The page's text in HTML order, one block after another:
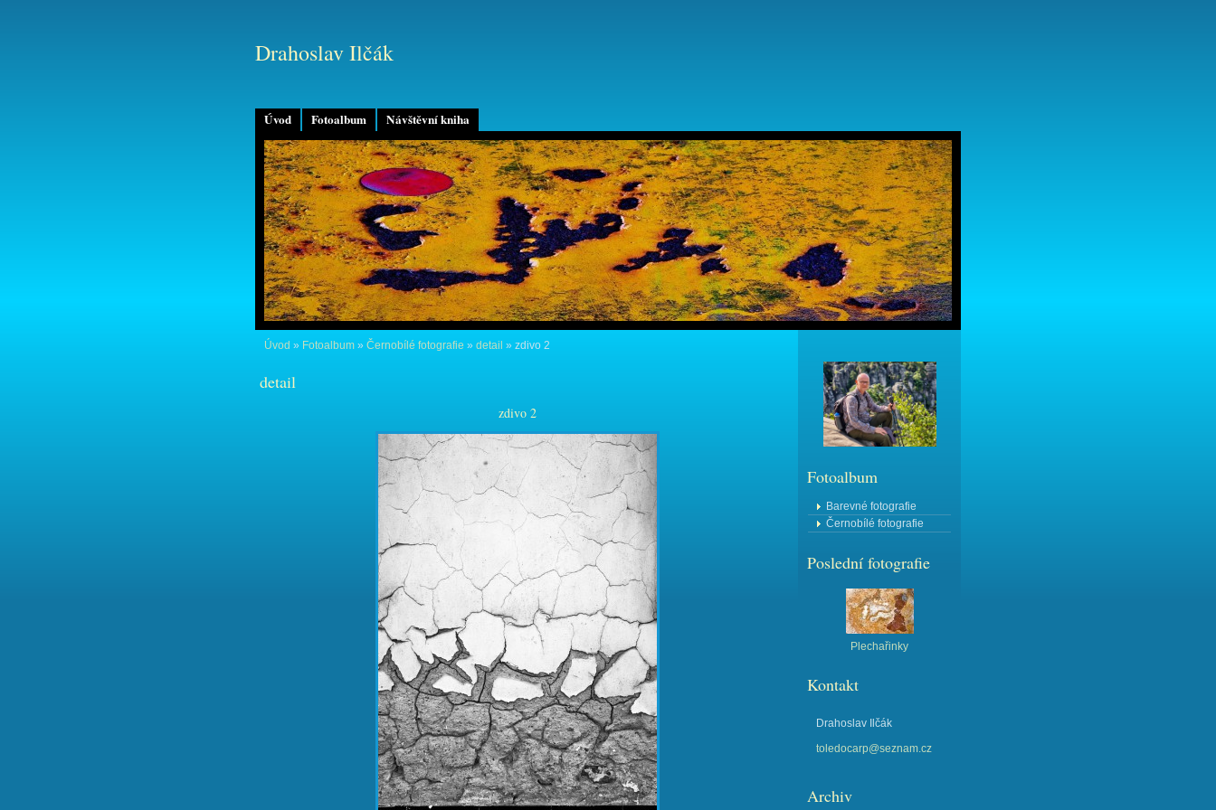
Úvod Fotoalbum Návštěvní kniha
Drahoslav Ilčák
Úvod » Fotoalbum » Černobílé fotografie » detail » zdivo 2
detail
zdivo 2
Fotoalbum
Barevné fotografie
Černobílé fotografie
Poslední fotografie
Plechařinky
Kontakt
Drahoslav Ilčák
toledocarp@seznam.cz
Archiv